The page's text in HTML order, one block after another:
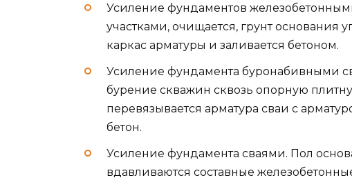
Усиление фундаментов
участками, очищается, грунт основания
каркас арматуры и заливается бетоном.
Усиление фундамента буронабивными
бурение скважин сквозь опорную
перевязывается арматура сваи с
бетон.
Усиление фундамента сваями. Пол
вдавливаются составные